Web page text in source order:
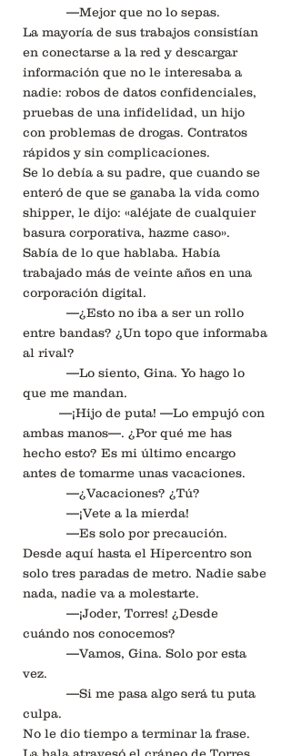
—Mejor que no lo sepas.
La mayoría de sus trabajos consistían
en conectarse a la red y descargar
información que no le interesaba a
nadie: robos de datos confidenciales,
pruebas de una infidelidad, un hijo
con problemas de drogas. Contratos
rápidos y sin complicaciones.
Se lo debía a su padre, que cuando se
enteró de que se ganaba la vida como
shipper, le dijo: «aléjate de cualquier
basura corporativa, hazme caso».
Sabía de lo que hablaba. Había
trabajado más de veinte años en una
corporación digital.
—¿Esto no iba a ser un rollo
entre bandas? ¿Un topo que informaba
al rival?
—Lo siento, Gina. Yo hago lo
que me mandan.
—¡Hijo de puta! —Lo empujó con
ambas manos—. ¿Por qué me has
hecho esto? Es mi último encargo
antes de tomarme unas vacaciones.
—¿Vacaciones? ¿Tú?
—¡Vete a la mierda!
—Es solo por precaución.
Desde aquí hasta el Hipercentro son
solo tres paradas de metro. Nadie sabe
nada, nadie va a molestarte.
—¡Joder, Torres! ¿Desde
cuándo nos conocemos?
—Vamos, Gina. Solo por esta
vez.
—Si me pasa algo será tu puta
culpa.
No le dio tiempo a terminar la frase.